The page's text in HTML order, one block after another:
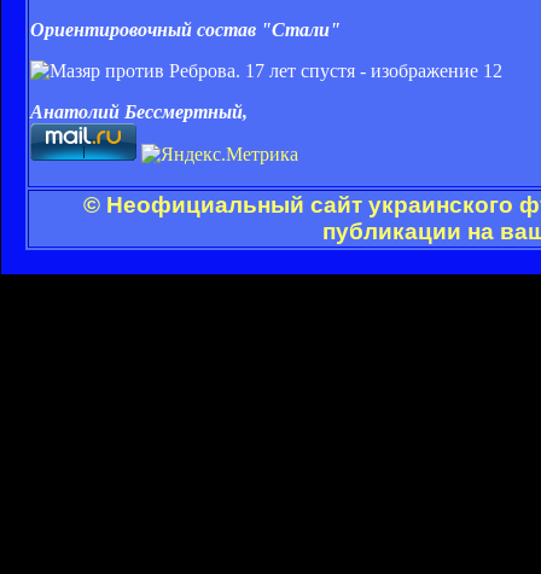
Ориентировочный состав "Стали"
Анатолий Бессмертный,
© Неофициальный сайт украинского
публикации на